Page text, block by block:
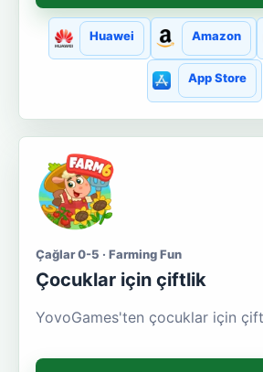
Huawei Amazon
App Store
Çağlar 0-5 · Farming Fun
Çocuklar için çiftlik
YovoGames'ten çocuklar için